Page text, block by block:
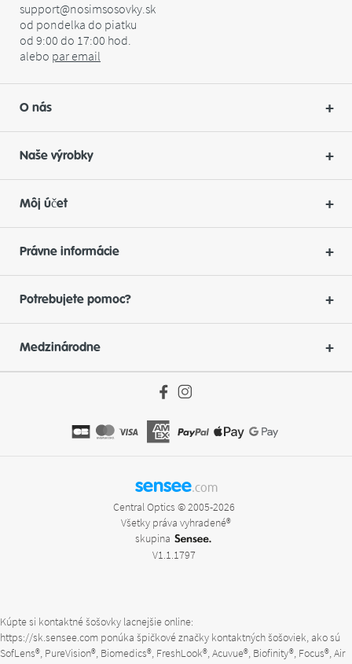
support@nosimsosovky.sk
od pondelka do piatku
od 9:00 do 17:00 hod.
alebo paremail
O nás
Naše výrobky
Môj účet
Právne informácie
Potrebujete pomoc?
Medzinárodne
sensee.com
Central Optics © 2005-2026
Všetky práva vyhradené®
skupina
V1.1.1797
Kúpte si kontaktné šošovky lacnejšie online:
https://sk.sensee.com ponúka špičkové značky kontaktných šošoviek, ako sú
SofLens®, PureVision®, Biomedics®, FreshLook®, Acuvue®, Biofinity®, Focus®, Air